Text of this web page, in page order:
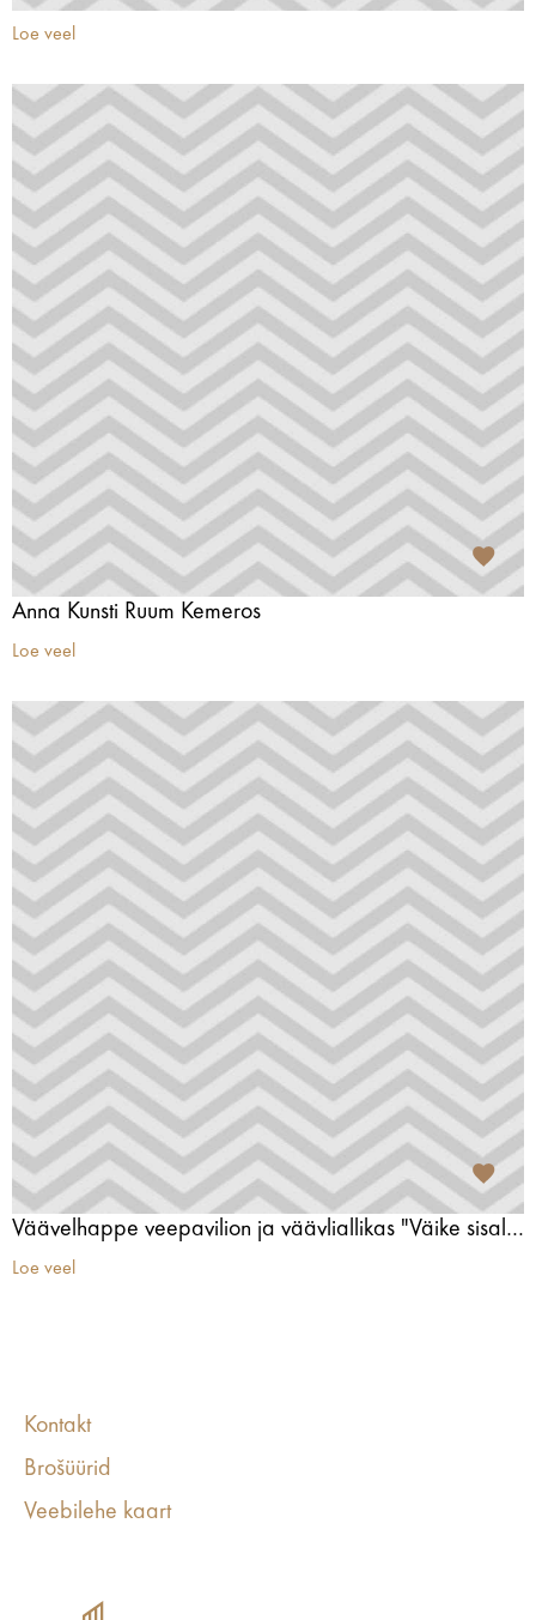
Loe veel
Anna Kunsti Ruum Kemeros
Loe veel
Väävelhappe veepavilion ja väävliallikas "Väike sisalik" ("Ķirzaciņa")
Loe veel
Kontakt
Brošüürid
Veebilehe kaart